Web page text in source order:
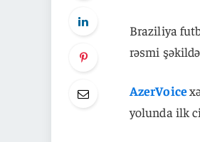
Braziliya
rəsmi
AzerVoice
yolunda ilk